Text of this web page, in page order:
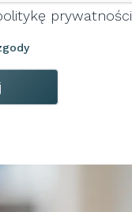
prywatności